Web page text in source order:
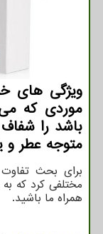
ویژگی های
موردی كه
باشد را
متوجه عطر و
برای بحث
مختلفی كرد كه
همراه ما باشید.